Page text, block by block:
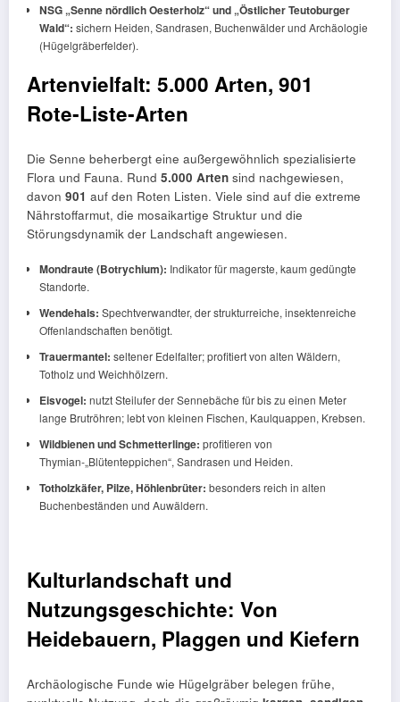
NSG „Senne nördlich Oesterholz“ und „Östlicher Teutoburger
Wald“: sichern Heiden, Sandrasen, Buchenwälder und Archäologie
(Hügelgräberfelder).
Artenvielfalt: 5.000 Arten, 901
Rote‑Liste‑Arten
Die Senne beherbergt eine außergewöhnlich spezialisierte
Flora und Fauna. Rund 5.000 Arten sind nachgewiesen,
davon 901 auf den Roten Listen. Viele sind auf die extreme
Nährstoffarmut, die mosaikartige Struktur und die
Störungsdynamik der Landschaft angewiesen.
Mondraute (Botrychium): Indikator für magerste, kaum gedüngte
Standorte.
Wendehals: Spechtverwandter, der strukturreiche, insektenreiche
Offenlandschaften benötigt.
Trauermantel: seltener Edelfalter; profitiert von alten Wäldern,
Totholz und Weichhölzern.
Eisvogel: nutzt Steilufer der Sennebäche für bis zu einen Meter
lange Brutröhren; lebt von kleinen Fischen, Kaulquappen, Krebsen.
Wildbienen und Schmetterlinge: profitieren von
Thymian‑„Blütenteppichen“, Sandrasen und Heiden.
Totholzkäfer, Pilze, Höhlenbrüter: besonders reich in alten
Buchenbeständen und Auwäldern.
Kulturlandschaft und
Nutzungsgeschichte: Von
Heidebauern, Plaggen und Kiefern
Archäologische Funde wie Hügelgräber belegen frühe,